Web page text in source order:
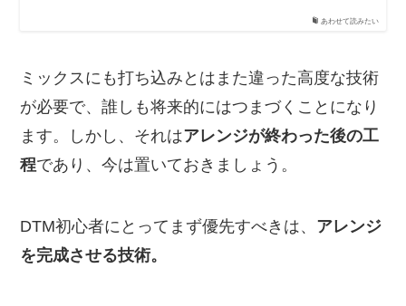
あわせて読みたい
ミックスにも打ち込みとはまた違った高度な技術
が必要で、誰しも将来的にはつまづくことになり
ます。しかし、それはアレンジが終わった後の工
程であり、今は置いておきましょう。
DTM初心者にとってまず優先すべきは、 アレンジ
を完成させる技術。